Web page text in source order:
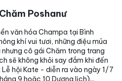
Poshanư
văn hóa Champa tại Bình
khí vui tươi, những điệu múa
cô gái Chăm trong trang
sẽ không khỏi say đắm khi đến
hội Kate - diễn ra vào ngày 1/7
9 hoặc 10 Dương lịch)...